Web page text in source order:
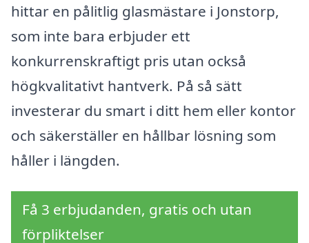
hittar en pålitlig glasmästare i Jonstorp,
som inte bara erbjuder ett
konkurrenskraftigt pris utan också
högkvalitativt hantverk. På så sätt
investerar du smart i ditt hem eller kontor
och säkerställer en hållbar lösning som
håller i längden.
Få 3 erbjudanden, gratis och utan
förpliktelser